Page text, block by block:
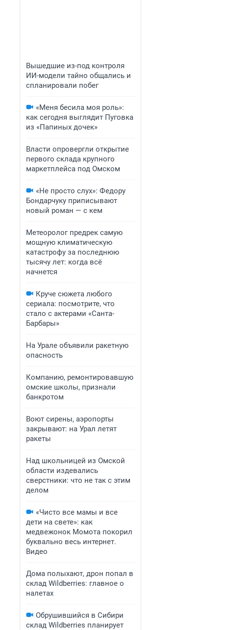
Вышедшие из-под контроля
ИИ-модели тайно общались и
спланировали побег
«Меня бесила моя роль»:
как сегодня выглядит Пуговка
из «Папиных дочек»
Власти опровергли открытие
первого склада крупного
маркетплейса под Омском
«Не просто слух»: Федору
Бондарчуку приписывают
новый роман — с кем
Метеоролог предрек самую
мощную климатическую
катастрофу за последнюю
тысячу лет: когда всё
начнется
Круче сюжета любого
сериала: посмотрите, что
стало с актерами «Санта-
Барбары»
На Урале объявили ракетную
опасность
Компанию, ремонтировавшую
омские школы, признали
банкротом
Воют сирены, аэропорты
закрывают: на Урал летят
ракеты
Над школьницей из Омской
области издевались
сверстники: что не так с этим
делом
«Чисто все мамы и все
дети на свете»: как
медвежонок Момота покорил
буквально весь интернет.
Видео
Дома полыхают, дрон попал в
склад Wildberries: главное о
налетах
Обрушившийся в Сибири
склад Wildberries планирует